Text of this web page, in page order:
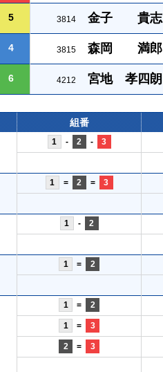
5 3814 金子 貴志
4 3815 森岡 満郎
6 4212 宮地 孝四朗
組番
1 - 2 - 3
1 = 2 = 3
1 - 2
1 = 2
1 = 2
1 = 3
2 = 3